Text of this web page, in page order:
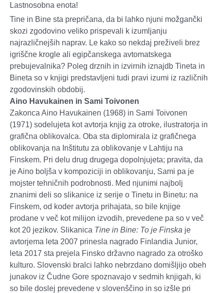
Lastnosobna enota!
Tine in Bine sta prepričana, da bi lahko njuni možgančki
skozi zgodovino veliko prispevali k izumljanju
najrazličnejših naprav. Le kako so nekdaj preživeli brez
igriščne krogle ali egipčanskega avtomatskega
prebujevalnika? Poleg drznih in izvirnih iznajdb Tineta in
Bineta so v knjigi predstavljeni tudi pravi izumi iz različnih
zgodovinskih obdobij.
Aino Havukainen in Sami Toivonen
Zakonca Aino Havukainen (1968) in Sami Toivonen
(1971) sodelujeta kot avtorja knjig za otroke, ilustratorja in
grafična oblikovalca. Oba sta diplomirala iz grafičnega
oblikovanja na Inštitutu za oblikovanje v Lahtiju na
Finskem. Pri delu drug drugega dopolnjujeta; pravita, da
je Aino boljša v kompoziciji in oblikovanju, Sami pa je
mojster tehničnih podrobnosti. Med njunimi najbolj
znanimi deli so slikanice iz serije o Tinetu in Binetu: na
Finskem, od koder avtorja prihajata, so bile knjige
prodane v več kot milijon izvodih, prevedene pa so v več
kot 20 jezikov. Slikanica Tine in Bine: To je Finska je
avtorjema leta 2007 prinesla nagrado Finlandia Junior,
leta 2017 sta prejela Finsko državno nagrado za otroško
kulturo. Slovenski bralci lahko nebrzdano domišljijo obeh
junakov iz Čudne Gore spoznavajo v sedmih knjigah, ki
so bile doslej prevedene v slovenščino in so izšle pri